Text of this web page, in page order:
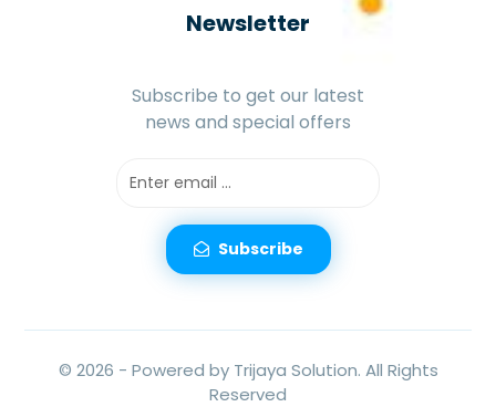
Newsletter
Subscribe to get our latest
news and special offers
Subscribe
© 2026 - Powered by Trijaya Solution. All Rights
Reserved